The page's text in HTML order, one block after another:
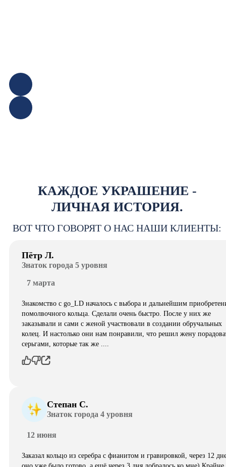
КАЖДОЕ УКРАШЕНИЕ -
ЛИЧНАЯ ИСТОРИЯ.
ВОТ ЧТО ГОВОРЯТ О НАС НАШИ КЛИЕНТЫ:
Пётр Л.
Знаток города 5 уровня
7 марта
Знакомство с go_LD началось с выбора и дальнейшим
помолвочного кольца. Сделали очень быстро. После у них же
заказывали и сами с женой участвовали в создании обручальных
колец. И настолько они нам понравили, что решил жену
серьгами, которые так же ....
Степан С.
Знаток города 4 уровня
12 июня
Заказал кольцо из серебра с фианитом и гравировкой, через 12